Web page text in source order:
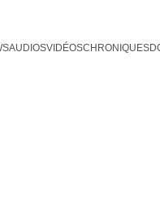
AUDIOSVIDÉOSCHRONIQUES